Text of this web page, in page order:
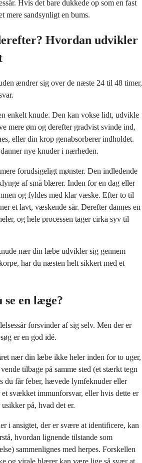
Hvis det bare dukkede op som en fast
mere sandsynligt en bums.
Hvordan udvikler
ændrer sig over de næste 24 til 48 timer,
enkelt knude. Den kan vokse lidt, udvikle
mere øm og derefter gradvist svinde ind,
eller din krop genabsorberer indholdet.
nye knuder i nærheden.
forudsigeligt mønster. Den indledende
af små blærer. Inden for en dag eller
og fyldes med klar væske. Efter to til
et lavt, væskende sår. Derefter dannes en
og hele processen tager cirka syv til
nær din læbe udvikler sig gennem
har du næsten helt sikkert med et
en læge?
forsvinder af sig selv. Men der er
er en god idé.
nær din læbe ikke heler inden for to uger,
tilbage på samme sted (et stærkt tegn
du får feber, hævede lymfeknuder eller
svækket immunforsvar, eller hvis dette er
på, hvad det er.
i ansigtet, der er svære at identificere, kan
hvordan lignende tilstande som
sammenlignes med herpes. Forskellen